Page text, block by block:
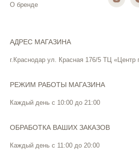
О бренде
АДРЕС МАГАЗИНА
г.Краснодар ул. Красная 176/5 ТЦ «Центр
ОБРАБОТКА ВАШИХ ЗАКАЗОВ
Каждый день с 11:00 до 20:00
РЕЖИМ РАБОТЫ МАГАЗИНА
Каждый день с 10:00 до 21:00